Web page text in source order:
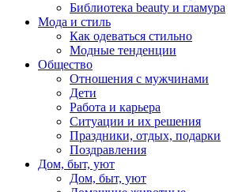
Библиотека beauty и гламура
Мода и стиль
Как одеваться стильно
Модные тенденции
Общество
Отношения с мужчинами
Дети
Работа и карьера
Ситуации и их решения
Праздники, отдых, подарки
Поздравления
Дом, быт, уют
Дом, быт, уют